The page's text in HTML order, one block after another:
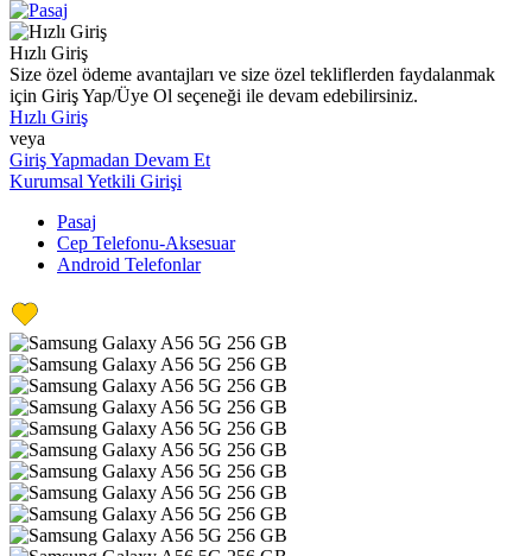
Hızlı Giriş
Size özel ödeme avantajları ve size özel tekliflerden faydalanmak
için Giriş Yap/Üye Ol seçeneği ile devam edebilirsiniz.
Hızlı Giriş
veya
Giriş Yapmadan Devam Et
Kurumsal Yetkili Girişi
Pasaj
Cep Telefonu-Aksesuar
Android Telefonlar